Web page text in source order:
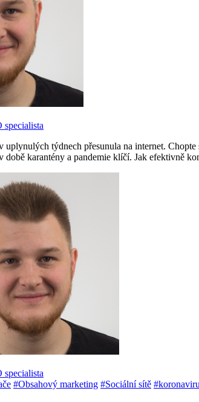
specialista
uplynulých týdnech přesunula na internet.
době karantény a pandemie klíčí. Jak efektivně
specialista
#Obsahový marketing #Sociální sítě